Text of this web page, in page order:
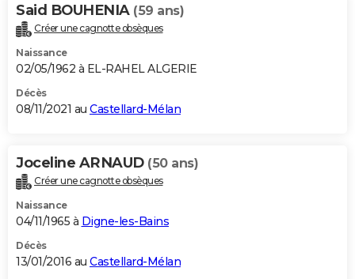
Said BOUHENIA (59 ans)
Créer une cagnotte obsèques
Naissance
02/05/1962 à EL-RAHEL ALGERIE
Décès
08/11/2021 au Castellard-Mélan
Joceline ARNAUD (50 ans)
Créer une cagnotte obsèques
Naissance
04/11/1965 à Digne-les-Bains
Décès
13/01/2016 au Castellard-Mélan